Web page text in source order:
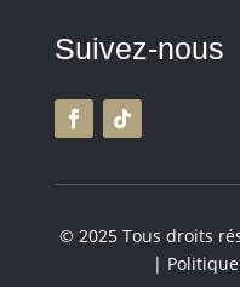
Suivez-nous
© 2025 Tous droits
|